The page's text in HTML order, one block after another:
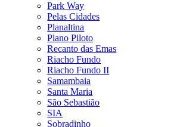
Park Way
Pelas Cidades
Planaltina
Plano Piloto
Recanto das Emas
Riacho Fundo
Riacho Fundo II
Samambaia
Santa Maria
São Sebastião
SIA
Sobradinho